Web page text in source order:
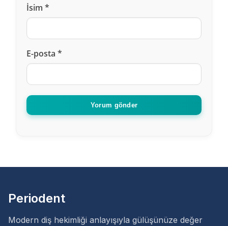
İsim *
E-posta *
Yorum gönder
Periodent
Modern diş hekimliği anlayışıyla gülüşünüze değer